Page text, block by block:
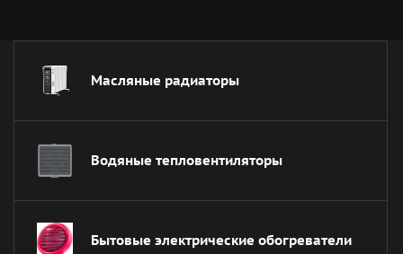
Масляные радиаторы
Водяные тепловентиляторы
Бытовые электрические обогреватели